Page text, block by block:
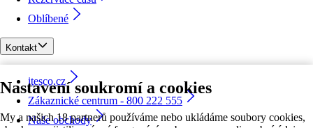
Nastavení soukromí a cookies
My a našich 18 partnerů používáme nebo ukládáme soubory cookies,
Oblíbené
Kontakt
itesco.cz
Zákaznické centrum - 800 222 555
Naše obchody